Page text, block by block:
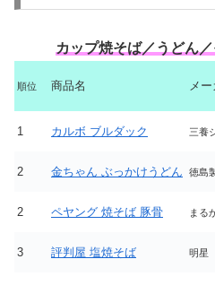
カップ焼そば／うどん
順位 商品名 メ
1 カルボ ブルダック 三養
2 金ちゃん ぶっかけうどん 徳島
2 ペヤング 焼そば 豚骨 まる
3 評判屋 塩焼そば 明星